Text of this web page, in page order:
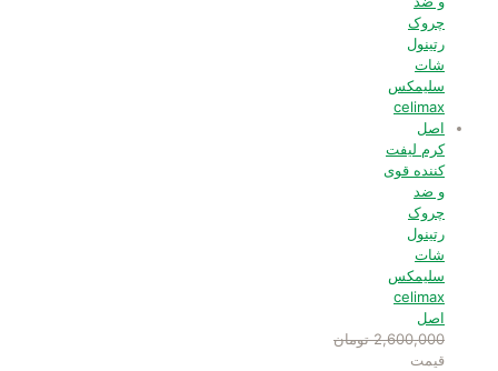
کرم لیفت
کننده قوی
و ضد
چروک
رتینول
شات
سلیمکس
celimax
اصل
2,600,000 تومان
قیمت